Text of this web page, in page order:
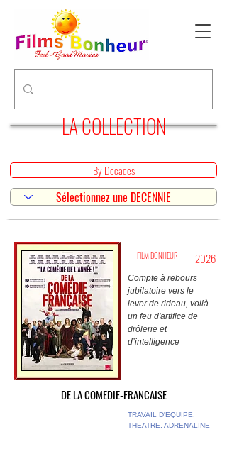
LA COLLECTION
By Decades
FILM BONHEUR 2026
Compte à rebours
jubilatoire vers le
lever de rideau, voilà
un feu d'artifice de
drôlerie et
d’intelligence
DE LA COMEDIE-FRANCAISE
TRAVAIL D'EQUIPE,
THEATRE, ADRENALINE